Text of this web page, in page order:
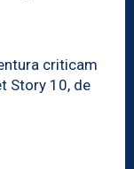
criticam
Story 10, de